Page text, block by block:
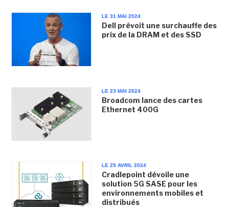
LE 31 MAI 2024
Dell prévoit une surchauffe des
prix de la DRAM et des SSD
LE 23 MAI 2024
Broadcom lance des cartes
Ethernet 400G
LE 25 AVRIL 2024
Cradlepoint dévoile une
solution 5G SASE pour les
environnements mobiles et
distribués